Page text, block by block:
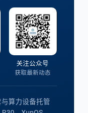
关注公众号
获取最新动态
与算力设备托管